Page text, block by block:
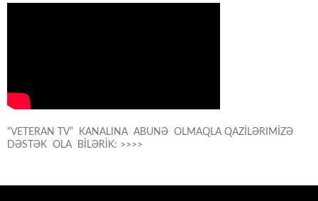
“VETERAN TV” KANALINA ABUNƏ OLMAQLA QAZİLƏRIMİZƏ
DƏSTƏK OLA BİLƏRİK: >>>>